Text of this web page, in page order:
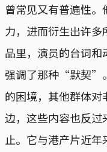
曾常见又有普遍性
力，进而衍生出许
品里，演员的台词
强调了那种“默契”
的困境，其他群体
边，这些内容也反
止。它与港产片近